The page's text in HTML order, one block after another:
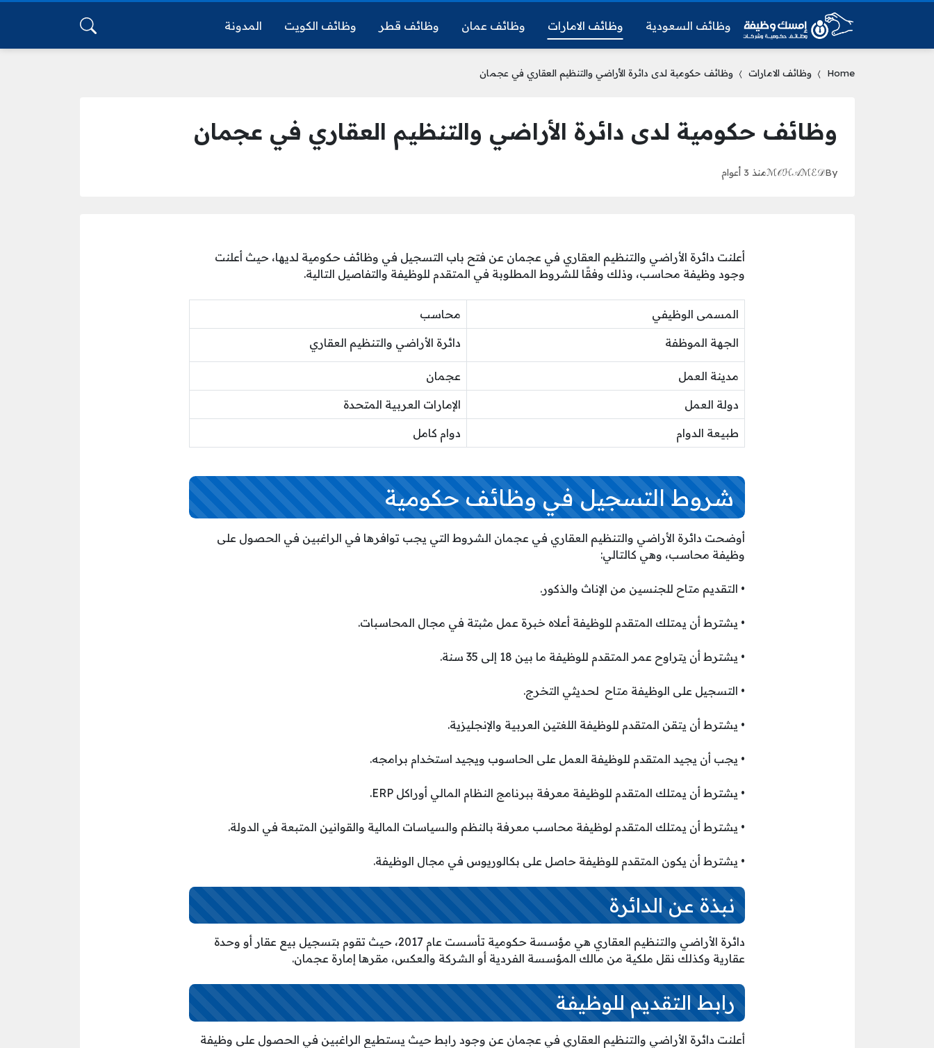
وظائف السعودية وظائف الامارات وظائف عمان وظائف قطر وظائف الكويت المدونة
Home وظائف الامارات وظائف حكومية لدى دائرة الأراضي والتنظيم العقاري في عجمان
وظائف حكومية لدى دائرة الأراضي والتنظيم العقاري في عجمان
By
ℳ𝒪ℋ𝒜ℳℰ𝒟منذ 3 أعوام
أعلنت دائرة الأراضي والتنظيم العقاري في عجمان عن فتح باب التسجيل في وظائف حكومية لديها، حيث أعلنت
وجود وظيفة محاسب، وذلك وفقًا للشروط المطلوبة في المتقدم للوظيفة والتفاصيل التالية.
المسمى الوظيفي محاسب
الجهة الموظفة دائرة الأراضي والتنظيم العقاري
مدينة العمل عجمان
دولة العمل الإمارات العربية المتحدة
طبيعة الدوام دوام كامل
شروط التسجيل في وظائف حكومية
أوضحت دائرة الأراضي والتنظيم العقاري في عجمان الشروط التي يجب توافرها في الراغبين في الحصول على
وظيفة محاسب، وهي كالتالي:
• التقديم متاح للجنسين من الإناث والذكور.
• يشترط أن يمتلك المتقدم للوظيفة أعلاه خبرة عمل مثبتة في مجال المحاسبات.
• يشترط أن يتراوح عمر المتقدم للوظيفة ما بين 18 إلى 35 سنة.
• التسجيل على الوظيفة متاح لحديثي التخرج.
• يشترط أن يتقن المتقدم للوظيفة اللغتين العربية والإنجليزية.
• يجب أن يجيد المتقدم للوظيفة العمل على الحاسوب ويجيد استخدام برامجه.
• يشترط أن يمتلك المتقدم للوظيفة معرفة ببرنامج النظام المالي أوراكل ERP.
• يشترط أن يمتلك المتقدم لوظيفة محاسب معرفة بالنظم والسياسات المالية والقوانين المتبعة في الدولة.
• يشترط أن يكون المتقدم للوظيفة حاصل على بكالوريوس في مجال الوظيفة.
نبذة عن الدائرة
دائرة الأراضي والتنظيم العقاري هي مؤسسة حكومية تأسست عام 2017، حيث تقوم بتسجيل بيع عقار أو وحدة
عقارية وكذلك نقل ملكية من مالك المؤسسة الفردية أو الشركة والعكس، مقرها إمارة عجمان.
رابط التقديم للوظيفة
أعلنت دائرة الأراضي والتنظيم العقاري في عجمان عن وجود رابط حيث يستطيع الراغبين في الحصول على وظيفة